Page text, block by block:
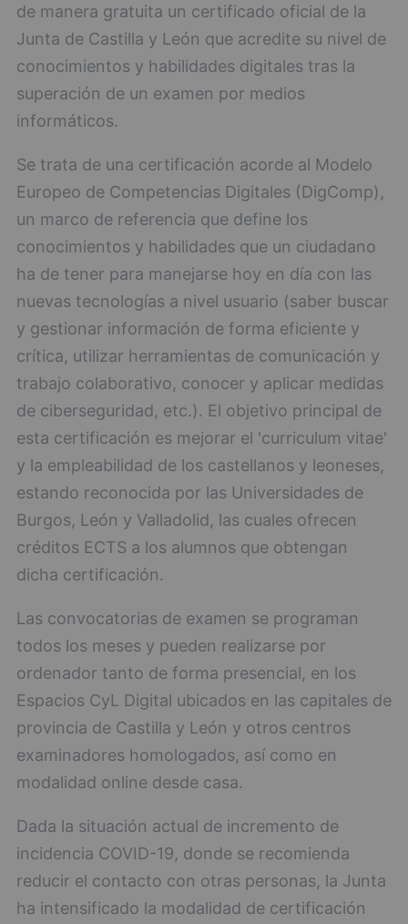
de manera gratuita un certificado oficial de la
Junta de Castilla y León que acredite su nivel de
conocimientos y habilidades digitales tras la
superación de un examen por medios
informáticos.
Se trata de una certificación acorde al Modelo
Europeo de Competencias Digitales (DigComp),
un marco de referencia que define los
conocimientos y habilidades que un ciudadano
ha de tener para manejarse hoy en día con las
nuevas tecnologías a nivel usuario (saber buscar
y gestionar información de forma eficiente y
crítica, utilizar herramientas de comunicación y
trabajo colaborativo, conocer y aplicar medidas
de ciberseguridad, etc.). El objetivo principal de
esta certificación es mejorar el 'curriculum vitae'
y la empleabilidad de los castellanos y leoneses,
estando reconocida por las Universidades de
Burgos, León y Valladolid, las cuales ofrecen
créditos ECTS a los alumnos que obtengan
dicha certificación.
Las convocatorias de examen se programan
todos los meses y pueden realizarse por
ordenador tanto de forma presencial, en los
Espacios CyL Digital ubicados en las capitales de
provincia de Castilla y León y otros centros
examinadores homologados, así como en
modalidad online desde casa.
Dada la situación actual de incremento de
incidencia COVID-19, donde se recomienda
reducir el contacto con otras personas, la Junta
ha intensificado la modalidad de certificación